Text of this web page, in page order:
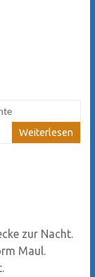
Weiterlesen
zur Nacht.
Maul.